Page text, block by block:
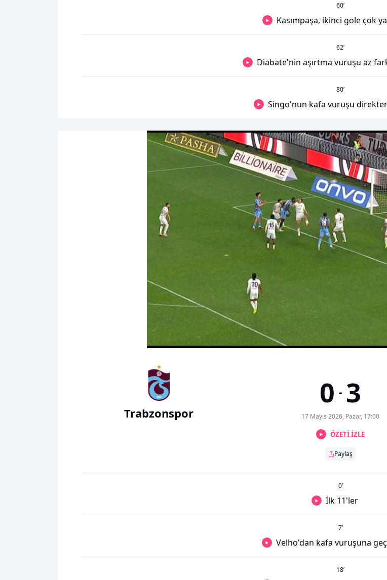
60’
Kasımpaşa, ikinci gole çok
62’
Diabate'nin aşırtma vuruşu az
80’
Singo'nun kafa vuruşu
Trabzonspor
0 - 3
17 Mayıs 2026, Pazar, 17:00
ÖZETİ İZLE
Paylaş
0’
İlk 11'ler
7’
Velho'dan kafa vuruşuna
18’